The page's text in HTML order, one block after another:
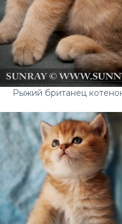
Рыжий британец